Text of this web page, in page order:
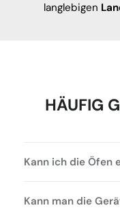
langlebigen
HÄUFIG
Kann ich die Öfen
Kann man die